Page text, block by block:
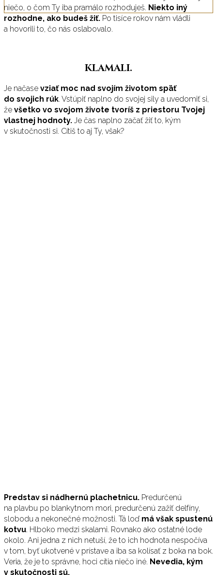
niečo, o čom Ty iba pramálo rozhoduješ. Niekto iný
rozhodne, ako budeš žiť. Po tisíce rokov nám vládli
a hovorili to, čo nás oslabovalo.
KLAMALI.
Je načase vziať moc nad svojím životom späť
do svojich rúk. Vstúpiť naplno do svojej sily a uvedomiť si,
že všetko vo svojom živote tvoríš z priestoru Tvojej
vlastnej hodnoty. Je čas naplno začať žiť to, kým
v skutočnosti si. Cítiš to aj Ty, však?
Predstav si nádhernú plachetnicu. Predurčenú
na plavbu po blankytnom mori, predurčenú zažiť delfíny,
slobodu a nekonečné možnosti. Tá loď má však spustenú
kotvu. Hlboko medzi skalami. Rovnako ako ostatné lode
okolo. Ani jedna z nich netuší, že to ich hodnota nespočíva
v tom, byť ukotvené v prístave a iba sa kolísať z boka na bok.
Veria, že je to správne, hoci cítia niečo iné. Nevedia, kým
v skutočnosti sú.